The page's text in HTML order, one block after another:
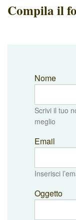
Compila il
Nome
Scrivi il tuo
meglio
Email
Inserisci
Oggetto